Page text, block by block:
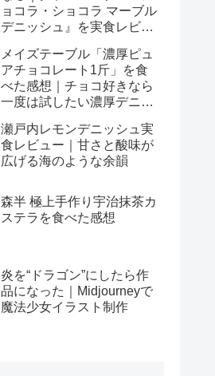
ョコラ・ショコラ マーブル
デニッシュ』を実食レビュ
メイズテーブル「濃厚ピュ
アチョコレート1斤」を食
べた感想｜チョコ好きなら
一度は試したい濃厚デニッ
瀬戸内レモンデニッシュ実
食レビュー｜甘さと酸味が
広げる海のような余韻
森半 極上手作り宇治抹茶カ
ステラを食べた感想
炎を“ドラゴン”にしたら作
品になった｜Midjourneyで
魔法少女イラスト制作